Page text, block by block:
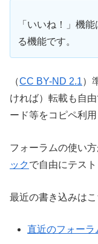
「いいね！」機
る機能です。
（CC BY-ND 2.1）
ければ）転載も自
ード等をコピペ利
フォーラムの使い
ックで自由にテス
最近の書き込みはこ
直近のフォー